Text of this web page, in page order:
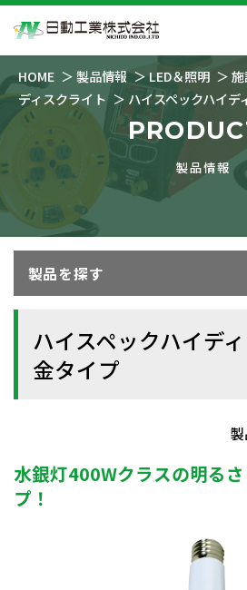
HOME 製品情報 LED＆照明
ディスクライト
ハイスペックハイ
製品情報
製品を探す
ハイスペックハイデ
金タイプ
水銀灯400Wクラスの明る
プ！